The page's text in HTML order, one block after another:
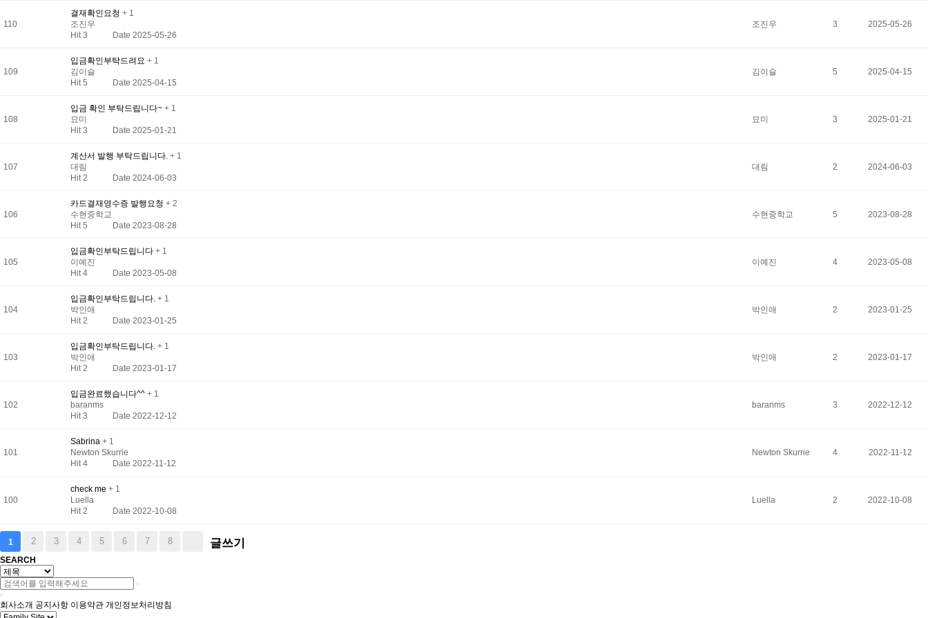
110
결재확인요청 + 1
조진우
Hit 3
Date 2025-05-26
조진우 3 2025-05-26
109
입금확인부탁드려요 + 1
김이슬
Hit 5
Date 2025-04-15
김이슬 5 2025-04-15
108
입금 확인 부탁드립니다~ + 1
묘미
Hit 3
Date 2025-01-21
묘미 3 2025-01-21
107
계산서 발행 부탁드립니다. + 1
대림
Hit 2
Date 2024-06-03
대림 2 2024-06-03
106
카드결재영수증 발행요청 + 2
수현중학교
Hit 5
Date 2023-08-28
수현중학교 5 2023-08-28
105
입금확인부탁드립니다 + 1
이예진
Hit 4
Date 2023-05-08
이예진 4 2023-05-08
104
입금확인부탁드립니다. + 1
박인애
Hit 2
Date 2023-01-25
박인애 2 2023-01-25
103
입금확인부탁드립니다. + 1
박인애
Hit 2
Date 2023-01-17
박인애 2 2023-01-17
102
입금완료했습니다^^ + 1
baranms
Hit 3
Date 2022-12-12
baranms 3 2022-12-12
101
Sabrina + 1
Newton Skurrie
Hit 4
Date 2022-11-12
Newton Skurrie 4 2022-11-12
100
check me + 1
Luella
Hit 2
Date 2022-10-08
Luella 2 2022-10-08
1 2 3 4 5 6 7 8 글쓰기
SEARCH
회사소개 공지사항 이용약관 개인정보처리방침